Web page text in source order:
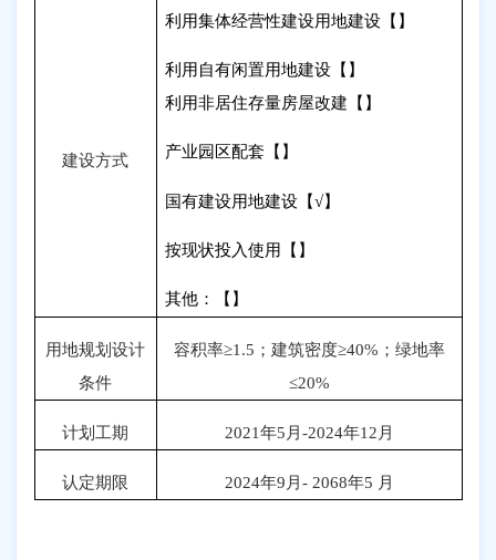
建设方式
利用集体经营性建设用地建设【】
利用自有闲置用地建设【】
利用非居住存量房屋改建【】
产业园区配套【】
国有建设用地建设【√】
按现状投入使用【】
其他：【】
用地规划设计
条件
容积率≥1.5 ；建筑密度≥40% ；绿地率
≤20%
计划工期 2021年5 月-2024年12 月
认定期限 2024年9 月- 2068年5 月